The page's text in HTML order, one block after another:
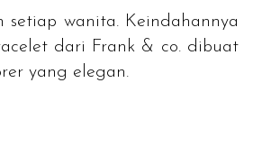
wanita. Keindahannya
dari Frank & co. dibuat
yang elegan.